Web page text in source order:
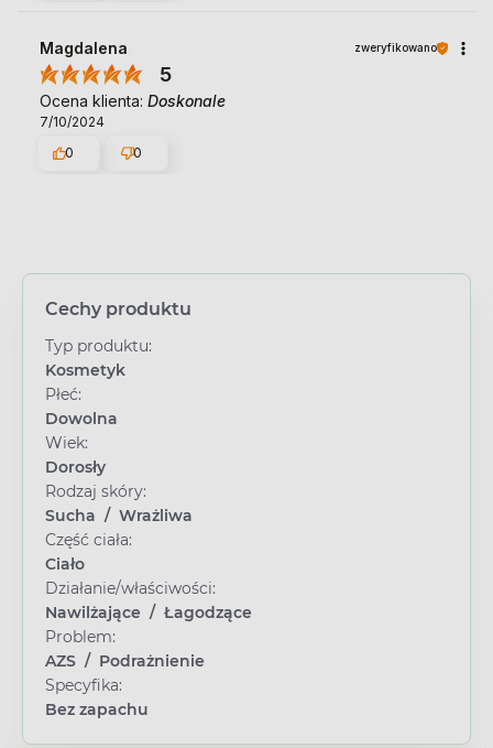
Magdalena zweryfikowano
5
Ocena klienta: Doskonale
7/10/2024
0
0
Cechy produktu
Typ produktu:
Kosmetyk
Płeć:
Dowolna
Wiek:
Dorosły
Rodzaj skóry:
Sucha / Wrażliwa
Część ciała:
Ciało
Działanie/właściwości:
Nawilżające / Łagodzące
Problem:
AZS / Podrażnienie
Specyfika:
Bez zapachu